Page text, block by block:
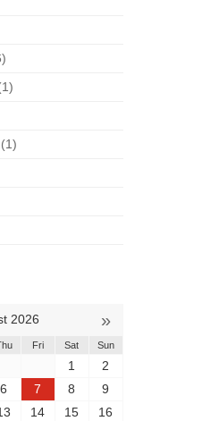
2026 »
Fri Sat Sun
1
2
6 7 8
9
14 15
16